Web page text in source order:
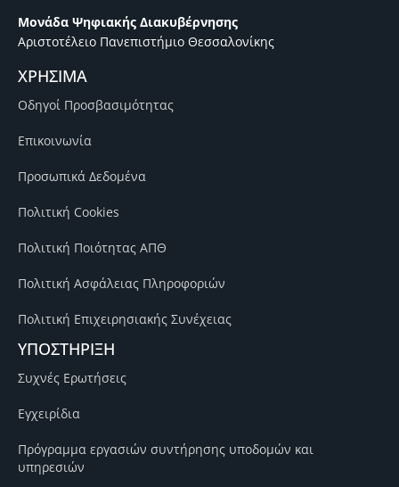
Μονάδα Ψηφιακής Διακυβέρνησης
Αριστοτέλειο Πανεπιστήμιο Θεσσαλονίκης
ΧΡΗΣΙΜΑ
Οδηγοί Προσβασιμότητας
Επικοινωνία
Προσωπικά Δεδομένα
Πολιτική Cookies
Πολιτική Ποιότητας ΑΠΘ
Πολιτική Ασφάλειας Πληροφοριών
Πολιτική Επιχειρησιακής Συνέχειας
ΥΠΟΣΤΗΡΙΞΗ
Συχνές Ερωτήσεις
Εγχειρίδια
Πρόγραμμα εργασιών συντήρησης υποδομών και
υπηρεσιών